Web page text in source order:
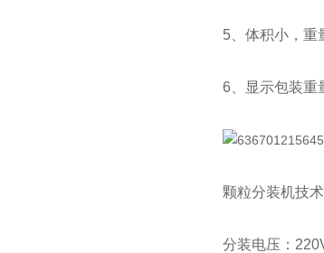
5、体积小，重
6、显示包装重
颗粒分装机技术
分装电压：